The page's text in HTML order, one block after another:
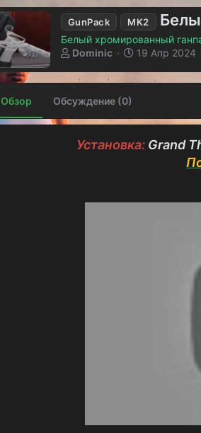
GunPack MK2
Белый хромированный
А
р
Dominic
Д
о
д
я
19 Апр 2024
Обзор Обсуждение (0)
Установка:Grand